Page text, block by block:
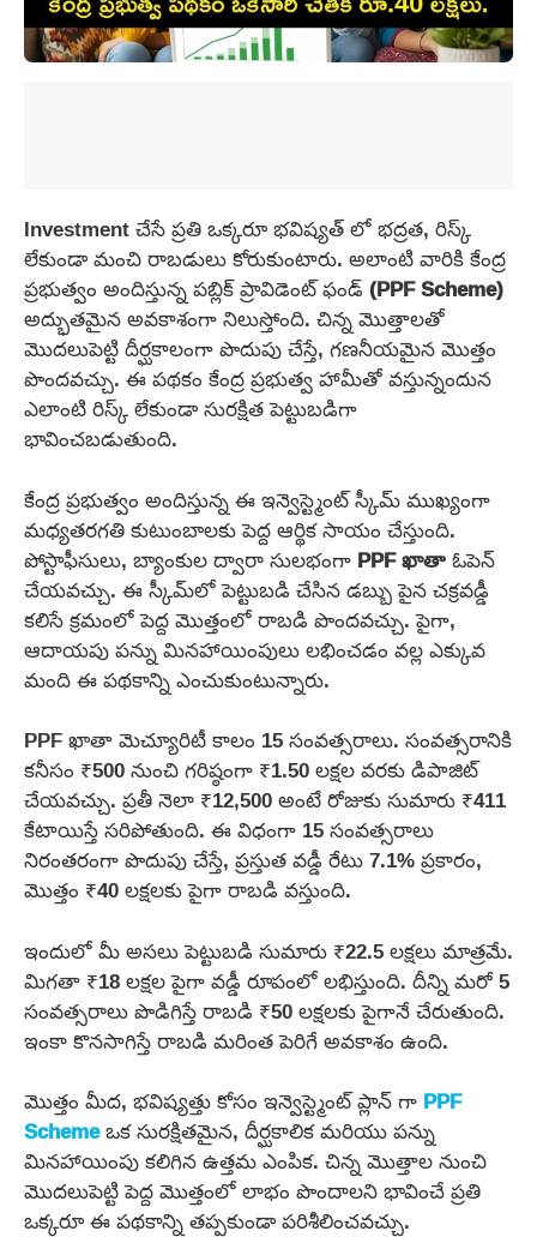
Investment చేసే ప్రతి ఒక్కరూ భవిష్యత్‌ లో భద్రత, రిస్క్‌
లేకుండా మంచి రాబడులు కోరుకుంటారు. అలాంటి వారికి కేంద్ర
ప్రభుత్వం అందిస్తున్న పబ్లిక్ ప్రావిడెంట్ ఫండ్(PPF Scheme)
అద్భుతమైన అవకాశంగా నిలుస్తోంది. చిన్న మొత్తాలతో
మొదలుపెట్టి దీర్ఘకాలంగా పొదుపు చేస్తే, గణనీయమైన మొత్తం
పొందవచ్చు. ఈ పథకం కేంద్ర ప్రభుత్వ హామీతో వస్తున్నందున
ఎలాంటి రిస్క్ లేకుండా సురక్షిత పెట్టుబడిగా
భావించబడుతుంది.
కేంద్ర ప్రభుత్వం అందిస్తున్న ఈ ఇన్వెస్ట్మెంట్ స్కీమ్ ముఖ్యంగా
మధ్యతరగతి కుటుంబాలకు పెద్ద ఆర్థిక సాయం చేస్తుంది.
పోస్టాఫీసులు, బ్యాంకుల ద్వారా సులభంగాPPF ఖాతాఓపెన్
చేయవచ్చు. ఈ స్కీమ్‌లో పెట్టుబడి చేసిన డబ్బు పైన చక్రవడ్డీ
కలిసే క్రమంలో పెద్ద మొత్తంలో రాబడి పొందవచ్చు. పైగా,
ఆదాయపు పన్ను మినహాయింపులు లభించడం వల్ల ఎక్కువ
మంది ఈ పథకాన్ని ఎంచుకుంటున్నారు.
PPF ఖాతా మెచ్యూరిటీ కాలం 15 సంవత్సరాలు. సంవత్సరానికి
కనీసం ₹500 నుంచి గరిష్ఠంగా ₹1.50 లక్షల వరకు డిపాజిట్
చేయవచ్చు. ప్రతీ నెలా ₹12,500 అంటే రోజుకు సుమారు ₹411
కేటాయిస్తే సరిపోతుంది. ఈ విధంగా 15 సంవత్సరాలు
నిరంతరంగా పొదుపు చేస్తే, ప్రస్తుత వడ్డీ రేటు 7.1% ప్రకారం,
మొత్తం ₹40 లక్షలకు పైగా రాబడి వస్తుంది.
ఇందులో మీ అసలు పెట్టుబడి సుమారు ₹22.5 లక్షలు మాత్రమే.
మిగతా ₹18 లక్షల పైగా వడ్డీ రూపంలో లభిస్తుంది. దీన్ని మరో 5
సంవత్సరాలు పొడిగిస్తే రాబడి ₹50 లక్షలకు పైగానే చేరుతుంది.
ఇంకా కొనసాగిస్తే రాబడి మరింత పెరిగే అవకాశం ఉంది.
మొత్తం మీద, భవిష్యత్తు కోసం ఇన్వెస్ట్మెంట్ ప్లాన్ గాPPF
Schemeఒక సురక్షితమైన, దీర్ఘకాలిక మరియు పన్ను
మినహాయింపు కలిగిన ఉత్తమ ఎంపిక. చిన్న మొత్తాల నుంచి
మొదలుపెట్టి పెద్ద మొత్తంలో లాభం పొందాలని భావించే ప్రతి
ఒక్కరూ ఈ పథకాన్ని తప్పకుండా పరిశీలించవచ్చు.